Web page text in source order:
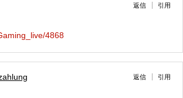
返信 引用
4868
返信 引用